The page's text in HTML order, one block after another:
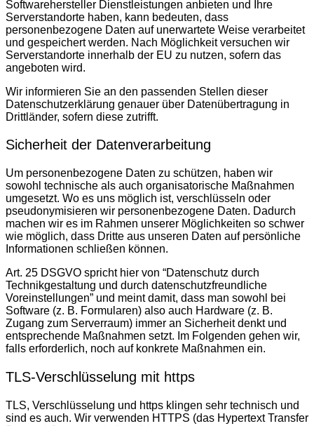
Softwarehersteller Dienstleistungen anbieten und Ihre
Serverstandorte haben, kann bedeuten, dass
personenbezogene Daten auf unerwartete Weise verarbeitet
und gespeichert werden. Nach Möglichkeit versuchen wir
Serverstandorte innerhalb der EU zu nutzen, sofern das
angeboten wird.
Wir informieren Sie an den passenden Stellen dieser
Datenschutzerklärung genauer über Datenübertragung in
Drittländer, sofern diese zutrifft.
Sicherheit der Datenverarbeitung
Um personenbezogene Daten zu schützen, haben wir
sowohl technische als auch organisatorische Maßnahmen
umgesetzt. Wo es uns möglich ist, verschlüsseln oder
pseudonymisieren wir personenbezogene Daten. Dadurch
machen wir es im Rahmen unserer Möglichkeiten so schwer
wie möglich, dass Dritte aus unseren Daten auf persönliche
Informationen schließen können.
Art. 25 DSGVO spricht hier von “Datenschutz durch
Technikgestaltung und durch datenschutzfreundliche
Voreinstellungen” und meint damit, dass man sowohl bei
Software (z. B. Formularen) also auch Hardware (z. B.
Zugang zum Serverraum) immer an Sicherheit denkt und
entsprechende Maßnahmen setzt. Im Folgenden gehen wir,
falls erforderlich, noch auf konkrete Maßnahmen ein.
TLS-Verschlüsselung mit https
TLS, Verschlüsselung und https klingen sehr technisch und
sind es auch. Wir verwenden HTTPS (das Hypertext Transfer